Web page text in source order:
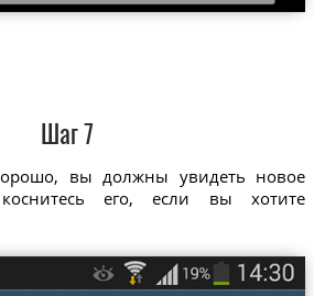
Шаг 7
вы должны увидеть новое
его, если вы хотите